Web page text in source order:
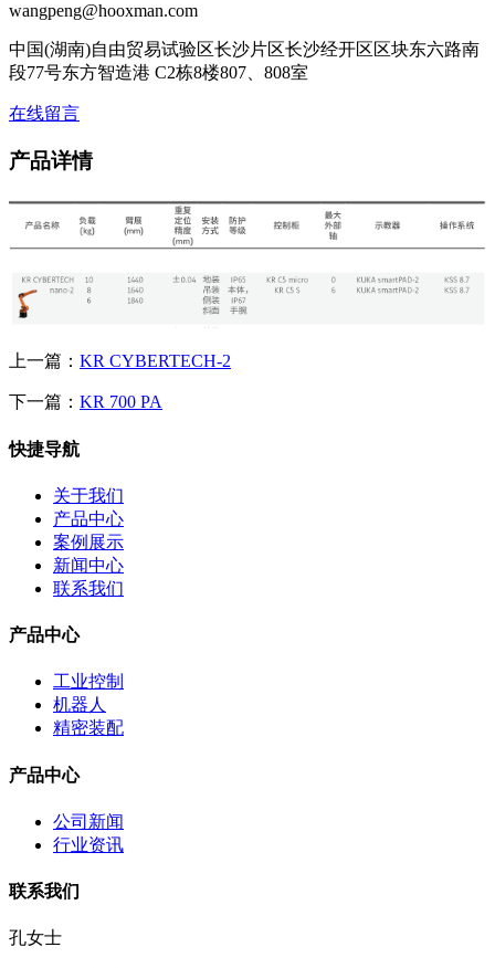
wangpeng@hooxman.com
中国(湖南)自由贸易试验区长沙片区长沙经开区区块东六路南
段77号东方智造港 C2栋8楼807、808室
在线留言
产品详情
上一篇： KR CYBERTECH-2
下一篇： KR 700 PA
快捷导航
关于我们
产品中心
案例展示
新闻中心
联系我们
产品中心
工业控制
机器人
精密装配
产品中心
公司新闻
行业资讯
联系我们
孔女士